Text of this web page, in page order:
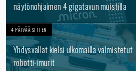
näytönohjaimen 4 gigatavun muistilla
4 PÄIVÄÄ SITTEN
Yhdysvallat kielsi ulkomailla valmistetut
robotti-imurit